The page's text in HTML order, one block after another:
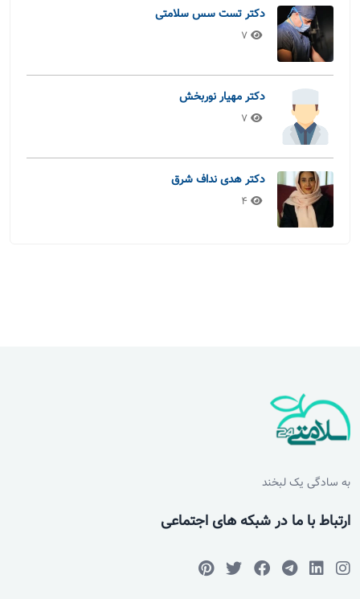
دکتر تست سس سلامتی
7
دکتر مهیار نوربخش
7
دکتر هدی نداف شرق
4
به سادگی یک لبخند
ارتباط با ما در شبکه های اجتماعی